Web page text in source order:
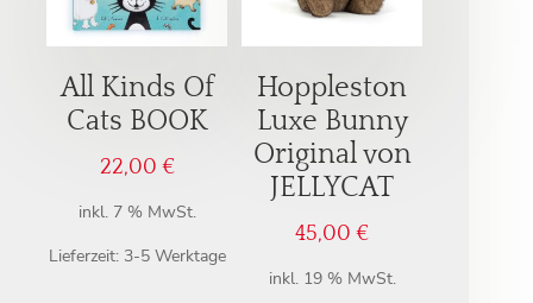
All Kinds Of
Cats BOOK
22,00 €
inkl. 7 % MwSt.
Lieferzeit: 3-5 Werktage
Hoppleston
Luxe Bunny
Original von
JELLYCAT
45,00€
inkl. 19 % MwSt.